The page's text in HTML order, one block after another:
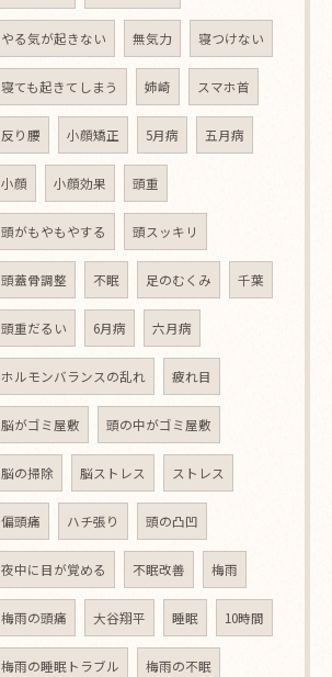
やる気が起きない 無気力 寝つけない
寝ても起きてしまう 姉崎 スマホ首
反り腰 小顔矯正 5月病 五月病
小顔 小顔効果 頭重
頭がもやもやする 頭スッキリ
頭蓋骨調整 不眠 足のむくみ 千葉
頭重だるい 6月病 六月病
ホルモンバランスの乱れ 疲れ目
脳がゴミ屋敷 頭の中がゴミ屋敷
脳の掃除 脳ストレス ストレス
偏頭痛 ハチ張り 頭の凸凹
夜中に目が覚める 不眠改善 梅雨
梅雨の頭痛 大谷翔平 睡眠 10時間
梅雨の睡眠トラブル 梅雨の不眠